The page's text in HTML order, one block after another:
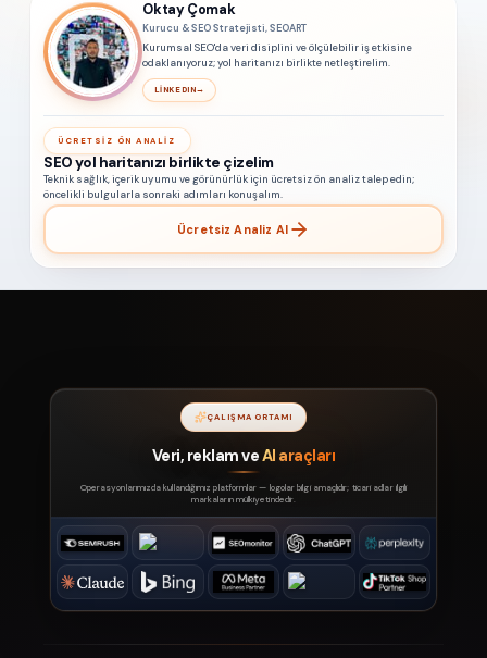
Oktay Çomak
Kurucu & SEO Stratejisti, SEOART
Kurumsal SEO'da veri disiplini ve ölçülebilir iş etkisine
odaklanıyoruz; yol haritanızı birlikte netleştirelim.
LINKEDIN→
ÜCRETSIZ ÖN ANALIZ
SEO yol haritanızı birlikte çizelim
Teknik sağlık, içerik uyumu ve görünürlük için ücretsiz ön analiz talep edin;
öncelikli bulgularla sonraki adımları konuşalım.
Ücretsiz Analiz Al
ÇALIŞMA ORTAMI
Veri, reklam veAI araçları
Operasyonlarımızda kullandığımız platformlar — logolar bilgi amaçlıdır; ticari adlar ilgili
markaların mülkiyetindedir.